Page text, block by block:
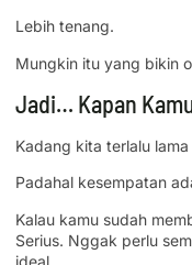
Lebih tenang.
Mungkin itu yang bikin
Jadi… Kapan
Kadang kita terlalu
Padahal kesempatan
Kalau kamu sudah
Serius. Nggak perlu
ideal.